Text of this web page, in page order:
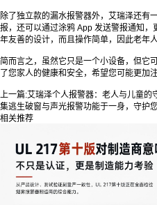
除了独立款的漏水报警器外，艾瑞泽还有
报，还可以通过涂鸦 App 发送警报通知
年友善的设计，而且操作简单，因此老年
简而言之，虽然它只是一个小设备，但它
了您家人的健康和安全，希望您可能更加
上一篇:艾瑞泽个人报警器：老人与儿童的
集逃生破窗与声光报警功能于一身，守护
相关推荐